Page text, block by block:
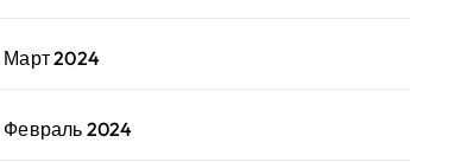
Март 2024
Февраль 2024